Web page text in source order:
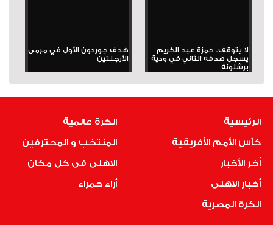
لا يتوقف.. حمزة عبد الكريم
يسجل هدفه الثاني في ودية
برشلونة
هدف جوردون الأول في مرمى
الأرجنتين
الرئيسية
كأس الأمم الأفريقية
أخر الأخبار
أخبار الاهلى
الكرة المصرية
الكرة عالمية
المنتخب و المحترفين
الاهلى فى كل مكان
أراء حمراء